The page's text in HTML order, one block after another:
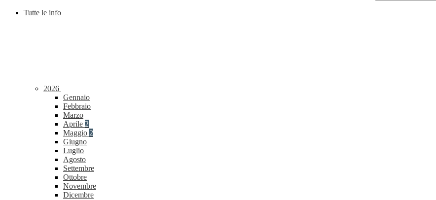
Tutte le info
2026
Gennaio
Febbraio
Marzo
Aprile 2
Maggio 2
Giugno
Luglio
Agosto
Settembre
Ottobre
Novembre
Dicembre